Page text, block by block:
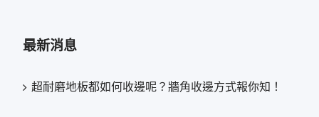
最新消息
超耐磨地板都如何收邊呢？牆角收邊方式報你知！